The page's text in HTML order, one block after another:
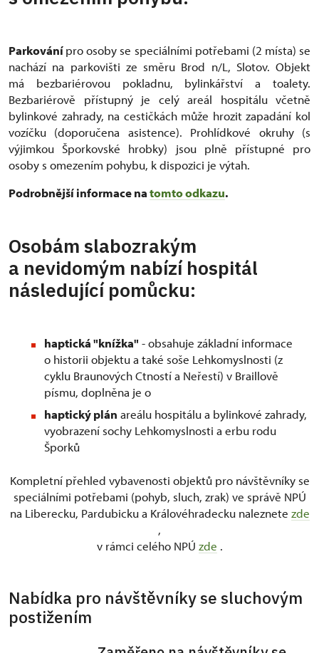
Parkovánípro osoby se speciálními potřebami (2 místa) se
nachází na parkovišti ze směru Brod n/L, Slotov. Objekt
má bezbariérovou pokladnu, bylinkářství a toalety.
Bezbariérově přístupný je celý areál hospitálu včetně
bylinkové zahrady, na cestičkách může hrozit zapadání kol
vozíčku (doporučena asistence). Prohlídkové okruhy (s
výjimkou Šporkovské hrobky) jsou plně přístupné pro
osoby s omezením pohybu, k dispozici je výtah.
Podrobnější informace natomto odkazu.
Osobám slabozrakým
a nevidomým nabízí hospitál
následující pomůcku:
haptická "knížka"- obsahuje základní informace
o historii objektu a také soše Lehkomyslnosti (z
cyklu Braunových Ctností a Neřestí) v Braillově
písmu, doplněna je o
haptický plán areálu hospitálu a bylinkové zahrady,
vyobrazení sochy Lehkomyslnosti a erbu rodu
Šporků
Kompletní přehled vybavenosti objektů pro návštěvníky se
speciálními potřebami (pohyb, sluch, zrak) ve správě NPÚ
na Liberecku, Pardubicku a Královéhradecku naleznete zde
,
v rámci celého NPÚ zde .
Nabídka pro návštěvníky se sluchovým
postižením